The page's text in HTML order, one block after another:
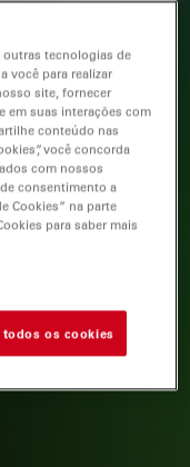
tecnologias de
você para realizar
site, fornecer
em suas interações com
conteúdo nas
você concorda
com nossos
consentimento a
Cookies” na parte
para saber mais
os cookies